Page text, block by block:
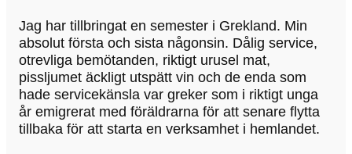
Jag har tillbringat en semester i Grekland. Min
absolut första och sista någonsin. Dålig service,
otrevliga bemötanden, riktigt urusel mat,
pissljumet äckligt utspätt vin och de enda som
hade servicekänsla var greker som i riktigt unga
år emigrerat med föräldrarna för att senare flytta
tillbaka för att starta en verksamhet i hemlandet.